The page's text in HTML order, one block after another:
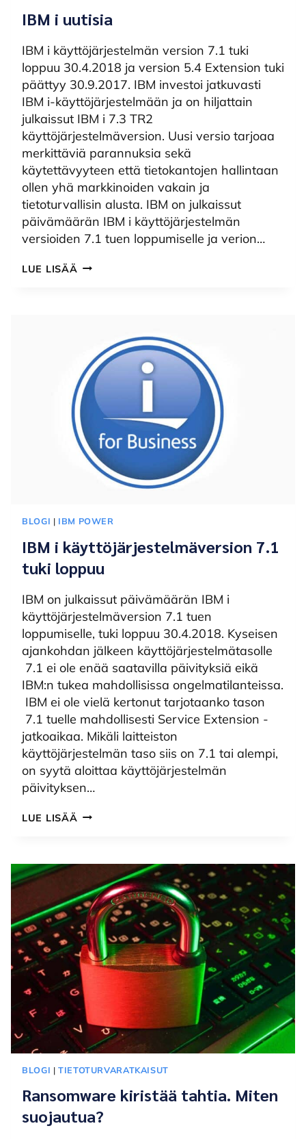
IBM i uutisia
IBM i käyttöjärjestelmän version 7.1 tuki
loppuu 30.4.2018 ja version 5.4 Extension tuki
päättyy 30.9.2017. IBM investoi jatkuvasti
IBM i-käyttöjärjestelmään ja on hiljattain
julkaissut IBM i 7.3 TR2
käyttöjärjestelmäversion. Uusi versio tarjoaa
merkittäviä parannuksia sekä
käytettävyyteen että tietokantojen hallintaan
ollen yhä markkinoiden vakain ja
tietoturvallisin alusta. IBM on julkaissut
päivämäärän IBM i käyttöjärjestelmän
versioiden 7.1 tuen loppumiselle ja verion…
LUE LISÄÄ IBM
BLOGI | IBM POWER
IBM i käyttöjärjestelmäversion 7.1
tuki loppuu
IBM on julkaissut päivämäärän IBM i
käyttöjärjestelmäversion 7.1 tuen
loppumiselle, tuki loppuu 30.4.2018. Kyseisen
ajankohdan jälkeen käyttöjärjestelmätasolle
7.1 ei ole enää saatavilla päivityksiä eikä
IBM:n tukea mahdollisissa ongelmatilanteissa.
IBM ei ole vielä kertonut tarjotaanko tason
7.1 tuelle mahdollisesti Service Extension -
jatkoaikaa. Mikäli laitteiston
käyttöjärjestelmän taso siis on 7.1 tai alempi,
on syytä aloittaa käyttöjärjestelmän
päivityksen…
LUE LISÄÄ IBM
LOPPUU
BLOGI |TIETOTURVARATKAISUT
Ransomware kiristää tahtia. Miten
suojautua?